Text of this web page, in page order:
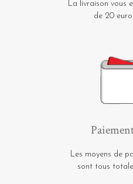
La livraison vous
de 20
Les moyens de
sont tous